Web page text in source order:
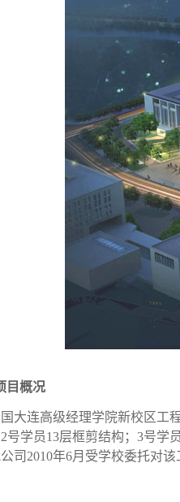
目概况
大连高级经理学院新校区工
号学员13层框剪结构；3号学
2010年6月受学校委托对该